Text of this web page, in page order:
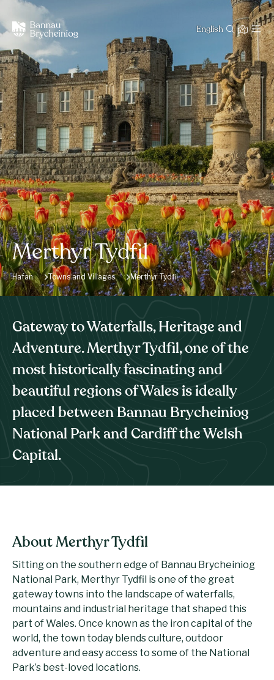
English
Merthyr Tydfil
Hafan Towns and Villages Merthyr Tydfil
Gateway to Waterfalls, Heritage and
Adventure. Merthyr Tydfil, one of the
most historically fascinating and
beautiful regions of Wales is ideally
placed between Bannau Brycheiniog
National Park and Cardiff the Welsh
Capital.
About Merthyr Tydfil
Sitting on the southern edge of Bannau Brycheiniog
National Park, Merthyr Tydfil is one of the great
gateway towns into the landscape of waterfalls,
mountains and industrial heritage that shaped this
part of Wales. Once known as the iron capital of the
world, the town today blends culture, outdoor
adventure and easy access to some of the National
Park’s best-loved locations.